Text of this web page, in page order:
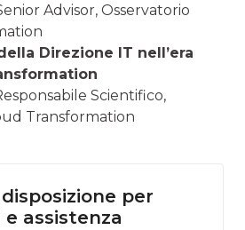
Advisor, Osservatorio
Direzione IT nell’era
Scientifico,
Transformation
per
assistenza